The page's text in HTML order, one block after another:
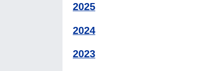
2025
2024
2023